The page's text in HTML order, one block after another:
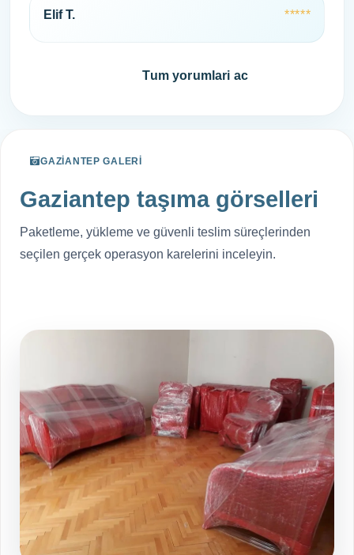
Elif T. *****
Tum yorumlari ac
GAZIANTEP GALERI
Gaziantep taşıma görselleri
Paketleme, yükleme ve güvenli teslim süreçlerinden
seçilen gerçek operasyon karelerini inceleyin.